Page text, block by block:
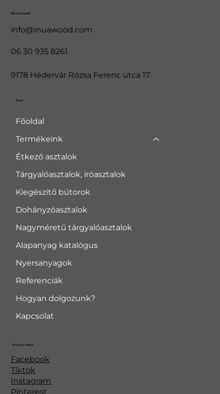
Elérhetőségeink
info@inuawood.com
06 30 935 8261
9178 Hédervár Rózsa Ferenc utca 17.
Menü
Főoldal
Termékeink
Étkező asztalok
Tárgyalóasztalok, íróasztalok
Kiegészítő bútorok
Dohányzóasztalok
Nagyméretű tárgyalóasztalok
Alapanyag katalógus
Nyersanyagok
Referenciák
Hogyan dolgozunk?
Kapcsolat
Facebook
Tiktok
Instagram
Pinterest
Kövessen minket